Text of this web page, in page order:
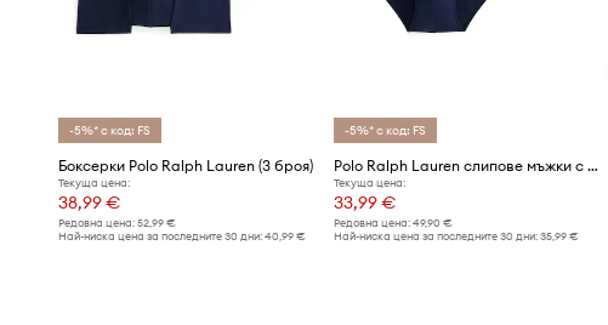
-5%* с код: FS
Боксерки Polo Ralph Lauren (3 броя)
Текуща цена:
38,99 €
Редовна цена: 52,99 €
Най-ниска цена за последните 30 дни: 40,99 €
-5%* с код: FS
Polo Ralph Lauren слипове мъжки с памук 3 броя
Текуща цена:
33,99 €
Редовна цена:49,90 €
Най-ниска цена за последните 30 дни:35,99 €